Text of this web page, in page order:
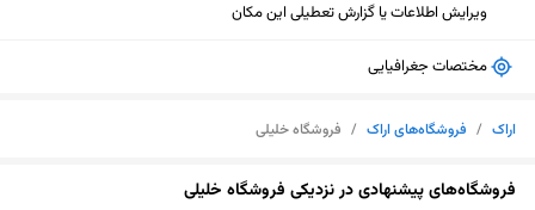
ویرایش اطلاعات یا گزارش تعطیلی این مکان
مختصات جغرافیایی
اراک / فروشگاه‌های اراک / فروشگاه خلیلی
فروشگاه‌های پیشنهادی در نزدیکی فروشگاه خلیلی